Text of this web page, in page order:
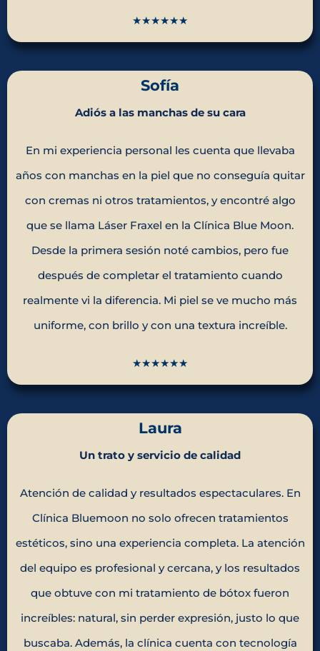
★★★★★★
Sofía
Adiós a las manchas de su cara
En mi experiencia personal les cuenta que llevaba
años con manchas en la piel que no conseguía quitar
con cremas ni otros tratamientos, y encontré algo
que se llama Láser Fraxel en la Clínica Blue Moon.
Desde la primera sesión noté cambios, pero fue
después de completar el tratamiento cuando
realmente vi la diferencia. Mi piel se ve mucho más
uniforme, con brillo y con una textura increíble.
★★★★★★
Laura
Un trato y servicio de calidad
Atención de calidad y resultados espectaculares. En
Clínica Bluemoon no solo ofrecen tratamientos
estéticos, sino una experiencia completa. La atención
del equipo es profesional y cercana, y los resultados
que obtuve con mi tratamiento de bótox fueron
increíbles: natural, sin perder expresión, justo lo que
buscaba. Además, la clínica cuenta con tecnología